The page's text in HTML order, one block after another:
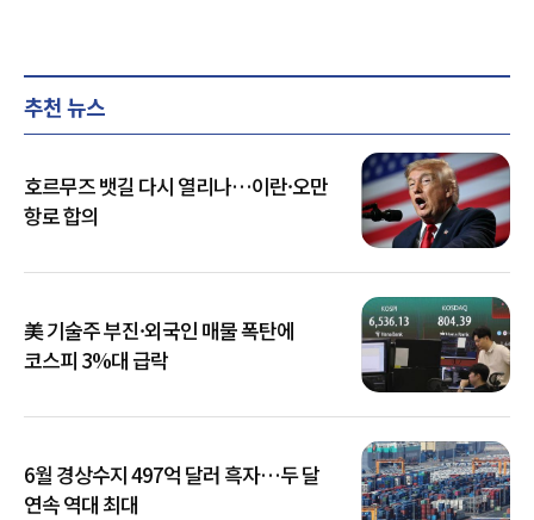
추천 뉴스
호르무즈 뱃길 다시 열리나…이란·오만
항로 합의
美 기술주 부진·외국인 매물 폭탄에
코스피 3%대 급락
6월 경상수지 497억 달러 흑자…두 달
연속 역대 최대